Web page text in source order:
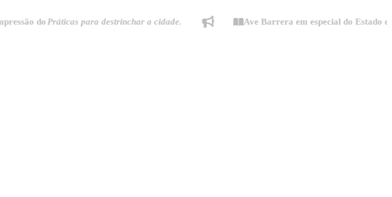
doPráticas para destrinchar a cidade. Ave Barrera em especial do Estado de